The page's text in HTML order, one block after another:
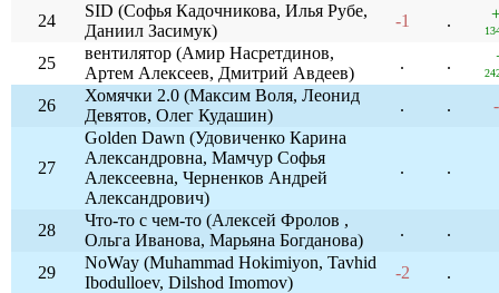
24
SID (Софья Кадочникова, Илья Рубе,
Даниил Засимук)
-1 .
25
вентилятор (Амир Насретдинов,
Артем Алексеев, Дмитрий Авдеев)
. .
26
Хомячки 2.0 (Максим Воля, Леонид
Девятов, Олег Кудашин)
. .
27
Golden Dawn (Удовиченко Карина
Александровна, Мамчур Софья
Алексеевна, Черненков Андрей
Александрович)
. .
28
Что-то с чем-то (Алексей Фролов ,
Ольга Иванова, Марьяна Богданова)
. .
29
NoWay (Muhammad Hokimiyon, Tavhid
Ibodulloev, Dilshod Imomov)
-2 .